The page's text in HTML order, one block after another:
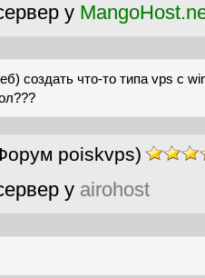
у
создать что-то типа vps c
poiskvps)
у airohost